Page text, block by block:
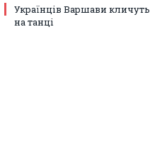
Українців Варшави кличуть
на танці